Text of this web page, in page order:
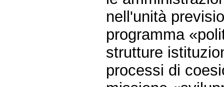
nell'unità
programma
strutture
processi di